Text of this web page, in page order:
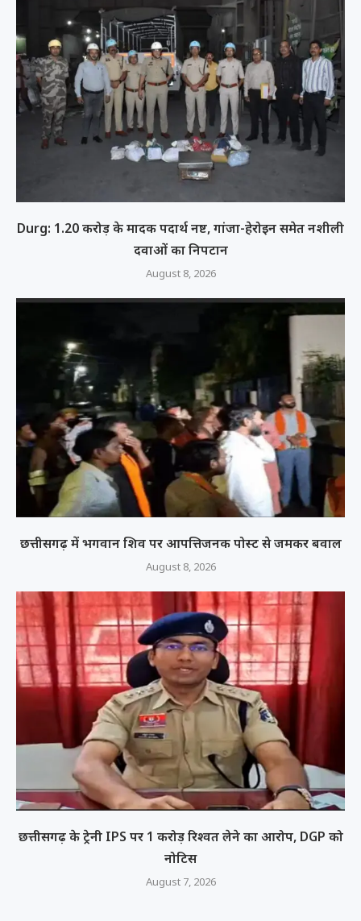
Durg: 1.20 करोड़ के मादक पदार्थ नष्ट, गांजा-हेरोइन समेत नशीली
दवाओं का निपटान
August 8, 2026
छत्तीसगढ़ में भगवान शिव पर आपत्तिजनक पोस्ट से जमकर बवाल
August 8, 2026
छत्तीसगढ़ के ट्रेनी IPS पर 1 करोड़ रिश्वत लेने का आरोप, DGP को
नोटिस
August 7, 2026